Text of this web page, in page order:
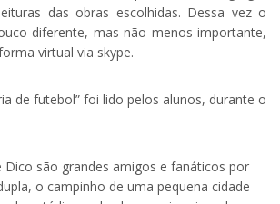
das obras escolhidas. Dessa vez o
diferente, mas não menos importante,
virtual via skype.
de futebol” foi lido pelos alunos, durante o
são grandes amigos e fanáticos por
o campinho de uma pequena cidade